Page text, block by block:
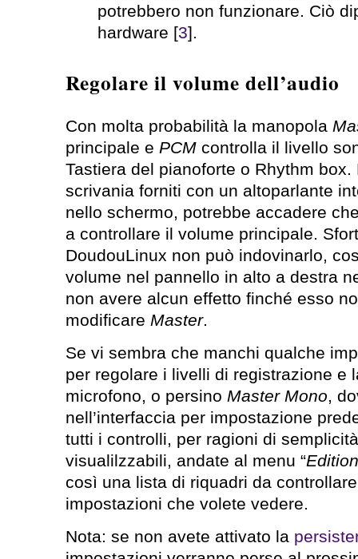
potrebbero non funzionare. Ciò
hardware [3].
Regolare il volume dell’audio
Con molta probabilità la manopola
principale e PCMcontrolla il livello
Tastiera del pianoforte o Rhythm
scrivania forniti con un altoparlante
nello schermo, potrebbe accadere
a controllare il volume principale.
DoudouLinux non può indovinarlo,
volume nel pannello in alto a destra
non avere alcun effetto finché esso
modificare Master.
Se vi sembra che manchi qualche
per regolare i livelli di registrazione e
microfono, o persino Master Mono,
nell’interfaccia per impostazione
tutti i controlli, per ragioni di
visualilzzabili, andate al menu “
così una lista di riquadri da
impostazioni che volete vedere.
Nota: se non avete attivato la